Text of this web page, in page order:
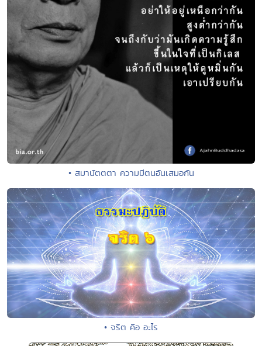
• สมานัตตตา ความมีตนอันเสมอกัน
• จริต คือ อะไร